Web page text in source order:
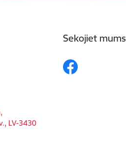
LV-3430
Sekojiet mums